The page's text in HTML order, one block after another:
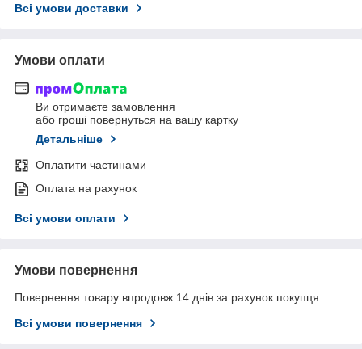
Всі умови доставки
Умови оплати
Ви отримаєте замовлення
або гроші повернуться на вашу картку
Детальніше
Оплатити частинами
Оплата на рахунок
Всі умови оплати
Умови повернення
Повернення товару впродовж 14 днів за рахунок покупця
Всі умови повернення